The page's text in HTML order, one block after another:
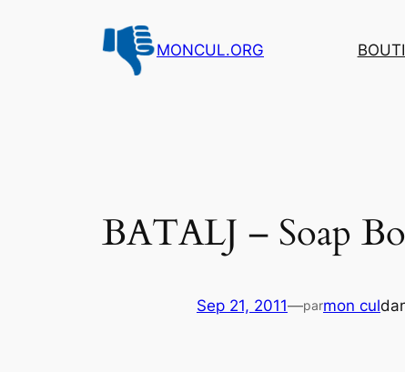
MONCUL.ORG
BATALJ – Soap
Sep 21, 2011—parmon cul